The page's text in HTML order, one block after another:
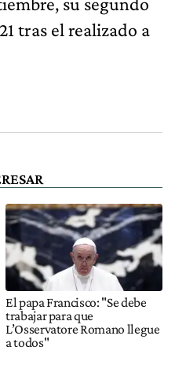
tras el realizado a
El papa Francisco: "Se debe
trabajar para que
L’Osservatore Romano llegue
a todos"